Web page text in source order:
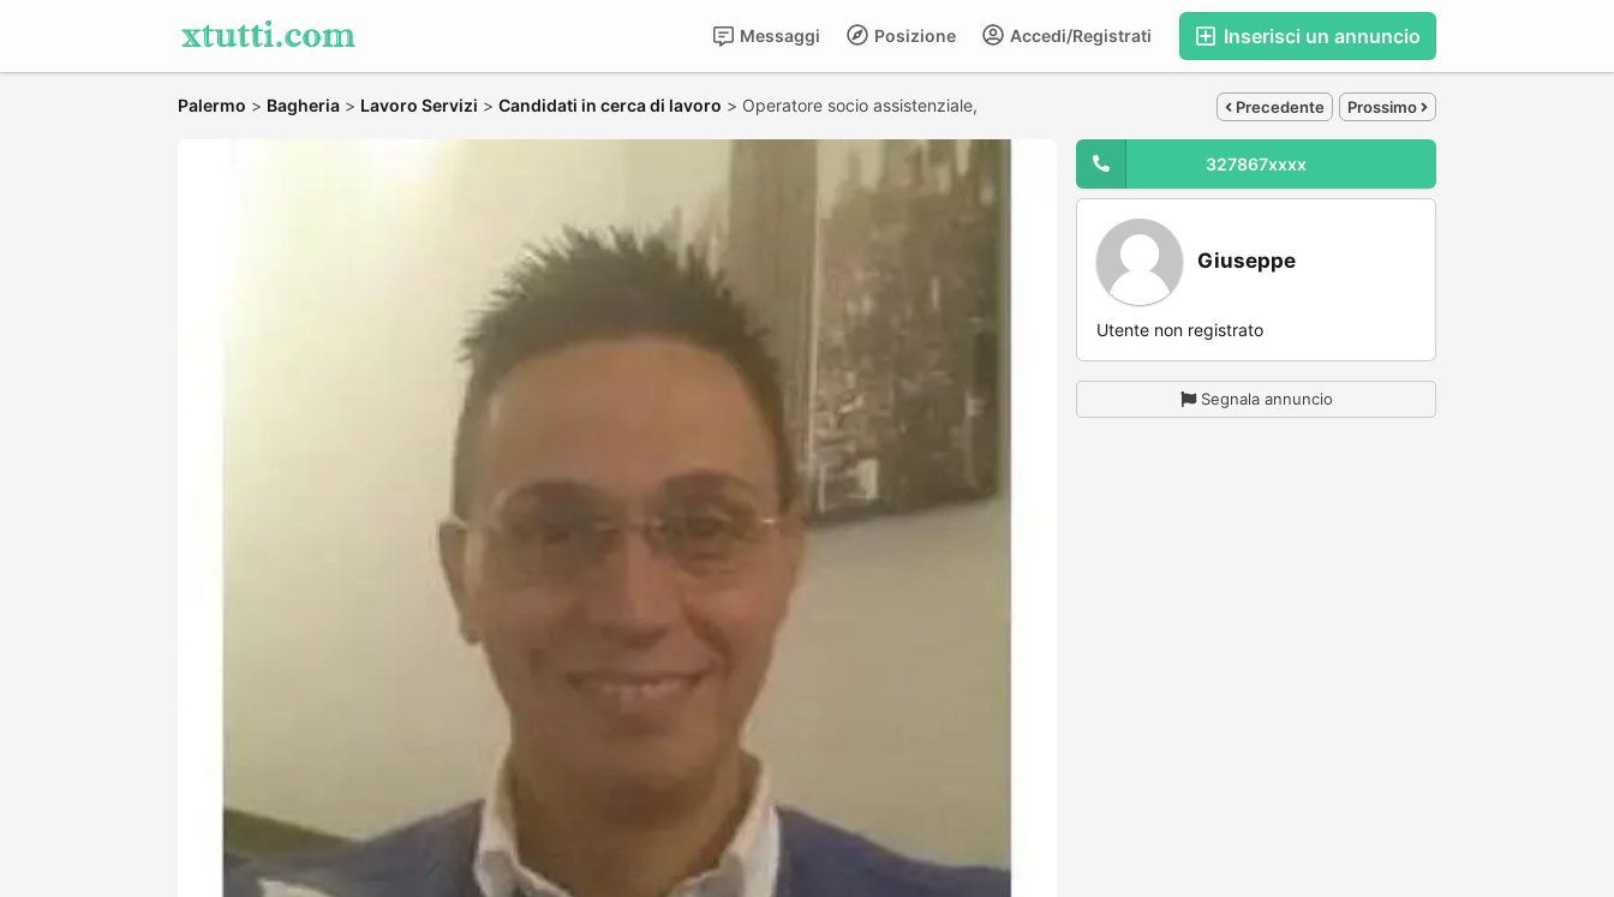
Inserisci un annuncio
Accedi/Registrati
Posizione
Messaggi
Palermo > Bagheria > Lavoro Servizi > Candidati in cerca di lavoro > Operatore socio assistenziale, Precedente Prossimo
327867xxxx
Giuseppe
Utente non registrato
Segnala annuncio